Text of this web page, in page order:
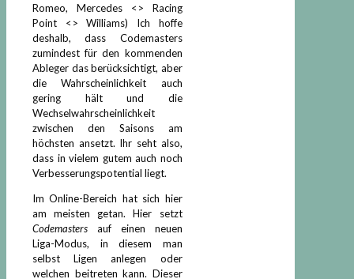
Romeo, Mercedes <> Racing
Point <> Williams) Ich hoffe
deshalb, dass Codemasters
zumindest für den kommenden
Ableger das berücksichtigt, aber
die Wahrscheinlichkeit auch
gering hält und die
Wechselwahrscheinlichkeit
zwischen den Saisons am
höchsten ansetzt. Ihr seht also,
dass in vielem gutem auch noch
Verbesserungspotential liegt.
Im Online-Bereich hat sich hier
am meisten getan. Hier setzt
Codemasters auf einen neuen
Liga-Modus, in diesem man
selbst Ligen anlegen oder
welchen beitreten kann. Dieser